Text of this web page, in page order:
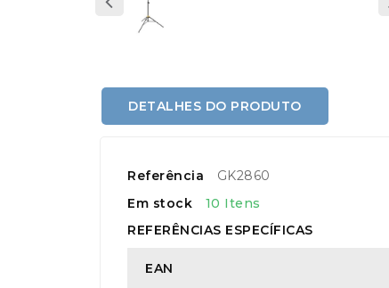
DETALHES DO PRODUTO
Referência
GK2860
Em stock
10 Itens
REFERÊNCIAS ESPECÍFICAS
EAN